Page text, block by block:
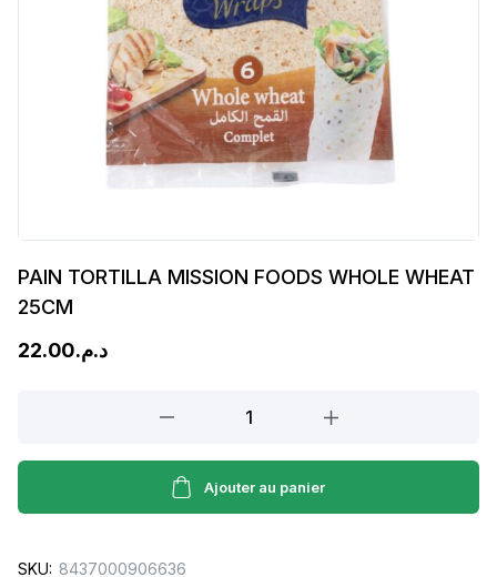
PAIN TORTILLA MISSION FOODS WHOLE WHEAT
25CM
د.م.22.00
MISSION
WHOLE
25CM
Ajouter au panier
SKU: 8437000906636